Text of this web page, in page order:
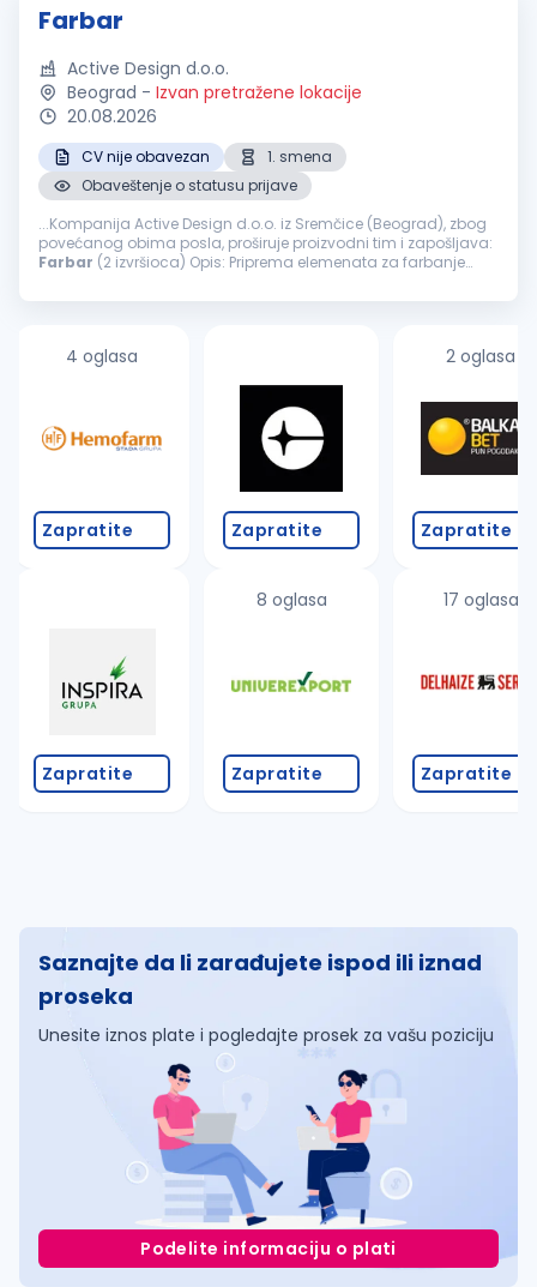
Farbar
Active Design d.o.o.
Beograd - Izvan pretražene lokacije
20.08.2026
CV nije obavezan
1. smena
Obaveštenje o statusu prijave
...Kompanija Active Design d.o.o. iz Sremčice (Beograd), zbog
povećanog obima posla, proširuje proizvodni tim i zapošljava:
Farbar (2 izvršioca) Opis: Priprema elemenata za farbanje
Nudimo...
4 oglasa
Zapratite
Zapratite
Zapratite
8 oglasa
Zapratite
2 oglasa
Zapratite
17 oglasa
Zapratite
Saznajte da li zarađujete ispod ili iznad
proseka
Unesite iznos plate i pogledajte prosek za vašu poziciju
Podelite informaciju o plati